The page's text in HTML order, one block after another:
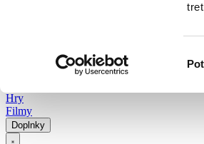
Hry
Filmy
Doplnky